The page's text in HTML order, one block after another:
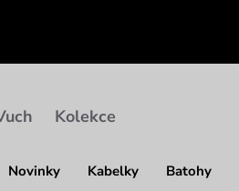
Novinky Kabelky Batohy
Kolekce